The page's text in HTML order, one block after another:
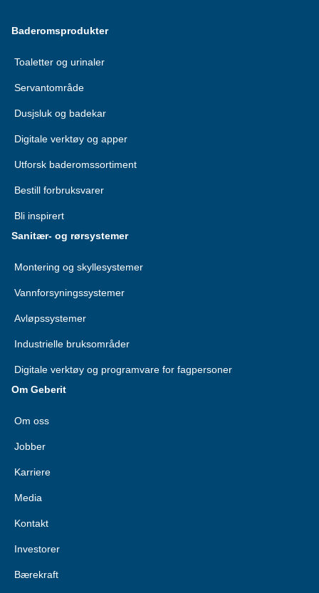
Baderomsprodukter
Toaletter og urinaler
Servantområde
Dusjsluk og badekar
Digitale verktøy og apper
Utforsk baderomssortiment
Bestill forbruksvarer
Bli inspirert
Sanitær- og rørsystemer
Montering og skyllesystemer
Vannforsyningssystemer
Avløpssystemer
Industrielle bruksområder
Digitale verktøy og programvare for fagpersoner
Om Geberit
Om oss
Jobber
Karriere
Media
Kontakt
Investorer
Bærekraft